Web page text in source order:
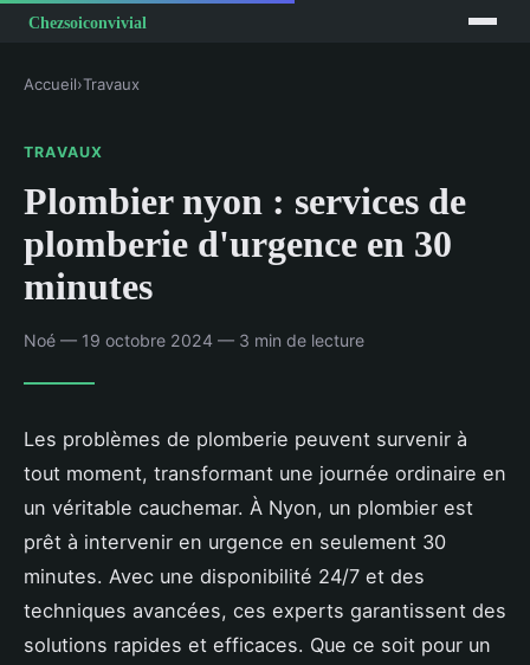
Accueil›Travaux
TRAVAUX
Plombier nyon : services de
plomberie d'urgence en 30
minutes
Noé — 19 octobre 2024 — 3 min de lecture
Les problèmes de plomberie peuvent survenir à
tout moment, transformant une journée ordinaire en
un véritable cauchemar. À Nyon, un plombier est
prêt à intervenir en urgence en seulement 30
minutes. Avec une disponibilité 24/7 et des
techniques avancées, ces experts garantissent des
solutions rapides et efficaces. Que ce soit pour un